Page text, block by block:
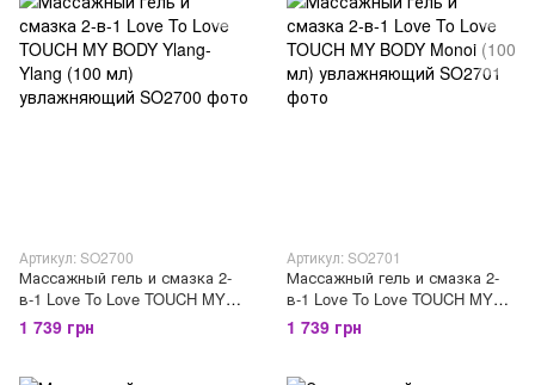
Артикул: SO2700
Массажный гель и смазка 2-
в-1 Love To Love TOUCH MY
BODY Ylang-Ylang (100 мл)
увлажняющий
1 739 грн
Артикул: SO2701
Массажный гель и смазка 2-
в-1 Love To Love TOUCH MY
BODY Monoi (100 мл)
увлажняющий
1 739 грн